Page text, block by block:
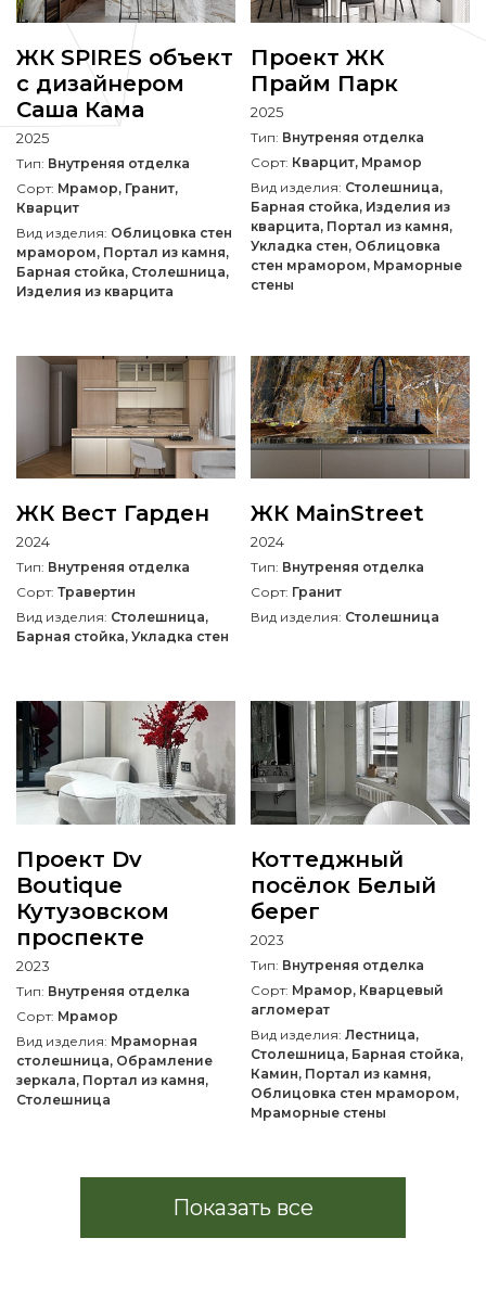
ЖК SPIRES объект
с дизайнером
Саша Кама
2025
Тип: Внутреняя отделка
Сорт: Мрамор, Гранит,
Кварцит
Вид изделия: Облицовка стен
мрамором, Портал из камня,
Барная стойка, Столешница,
Изделия из кварцита
Проект ЖК
Прайм Парк
2025
Тип: Внутреняя отделка
Сорт: Кварцит, Мрамор
Вид изделия: Столешница,
Барная стойка, Изделия из
кварцита, Портал из камня,
Укладка стен, Облицовка
стен мрамором, Мраморные
стены
ЖК Вест Гарден
2024
Тип: Внутреняя отделка
Сорт: Травертин
Вид изделия: Столешница,
Барная стойка, Укладка стен
ЖК MainStreet
2024
Тип: Внутреняя отделка
Сорт: Гранит
Вид изделия: Столешница
Проект Dv
Boutique
Кутузовском
проспекте
2023
Тип: Внутреняя отделка
Сорт: Мрамор
Вид изделия: Мраморная
столешница, Обрамление
зеркала, Портал из камня,
Столешница
Коттеджный
посёлок Белый
берег
2023
Тип: Внутреняя отделка
Сорт: Мрамор, Кварцевый
агломерат
Вид изделия: Лестница,
Столешница, Барная стойка,
Камин, Портал из камня,
Облицовка стен мрамором,
Мраморные стены
Показать все